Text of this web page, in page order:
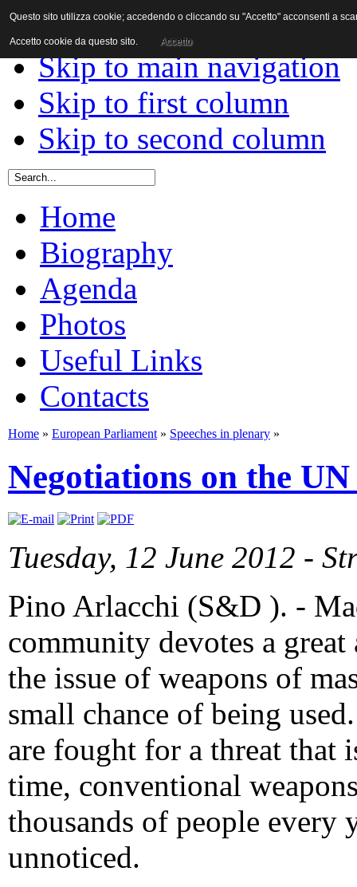
Skip to content
Skip to main navigation
Skip to first column
Skip to second column
Home
Biography
Agenda
Photos
Useful Links
Contacts
Home » European Parliament » Speeches in plenary »
Negotiations on the
Tuesday, 12 June 2012 -
Pino Arlacchi (S&D ). -
community devotes a
the issue of weapons of
small chance of being
are fought for a threat that
time, conventional
thousands of people every
unnoticed.
Questo sito utilizza cookie; accedendo o cliccando su "Accetto" acconsenti a
Accetto cookie da questo sito. Accetto